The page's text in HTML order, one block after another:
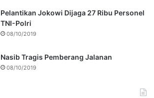
Pelantikan Jokowi Dijaga 27 Ribu Personel
TNI-Polri
08/10/2019
Nasib Tragis Pemberang Jalanan
08/10/2019